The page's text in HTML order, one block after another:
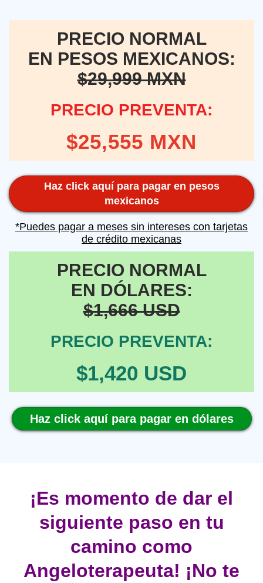
PRECIO NORMAL
EN PESOS MEXICANOS:
$29,999 MXN
PRECIO PREVENTA:
$25,555 MXN
Haz click aquí para pagar en pesos
mexicanos
*Puedes pagar a meses sin intereses con tarjetas
de crédito mexicanas
PRECIO NORMAL
EN DÓLARES:
$1,666 USD
PRECIO PREVENTA:
$1,420 USD
Haz click aquí para pagar en dólares
¡Es momento de dar el
siguiente paso en tu
camino como
Angeloterapeuta! ¡No te